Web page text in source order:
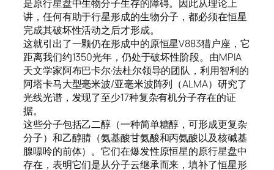
是原行星盘中生物分子生存的障碍。因此从理论上
讲，任何有助于行星形成的生物分子，都必须在恒星
完成其破坏性活动之后才形成。
这就引出了一颗仍在形成中的原恒星V883猎户座，它
距离我们约1350光年，仍处于破坏性阶段。由MPIA
天文学家阿布巴卡尔·法杜尔领导的团队，利用智利的
阿塔卡马大型毫米波/亚毫米波阵列（ALMA）研究了
光线光谱，发现了至少17种复杂有机分子存在的证
据。
这些分子包括乙二醇（一种简单糖醇，可形成更复杂
分子）和乙醇腈（氨基酸甘氨酸和丙氨酸以及核碱基
腺嘌呤的前体）。它们在爆发性原恒星的原行星盘中
存在，表明它们是从分子云继承而来，填补了恒星形